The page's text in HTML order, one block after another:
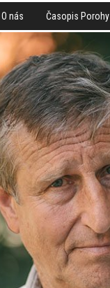
O nás Časopis Porohy